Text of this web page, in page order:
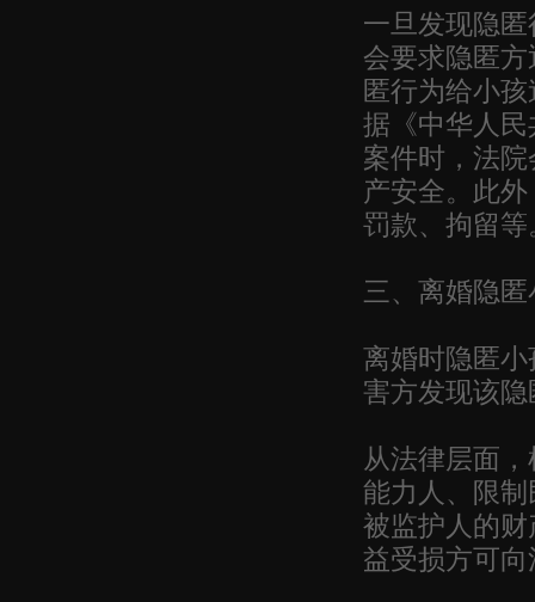
一旦发现隐
会要求隐匿
匿行为给小
据《中华人
案件时，法
产安全。此
罚款、拘留
三、离婚隐
离婚时隐匿
害方发现该
从法律层面
能力人、限
被监护人的
益受损方可